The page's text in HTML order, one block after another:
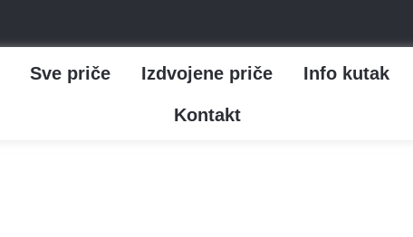
Sve priče Izdvojene priče Info kutak
Kontakt